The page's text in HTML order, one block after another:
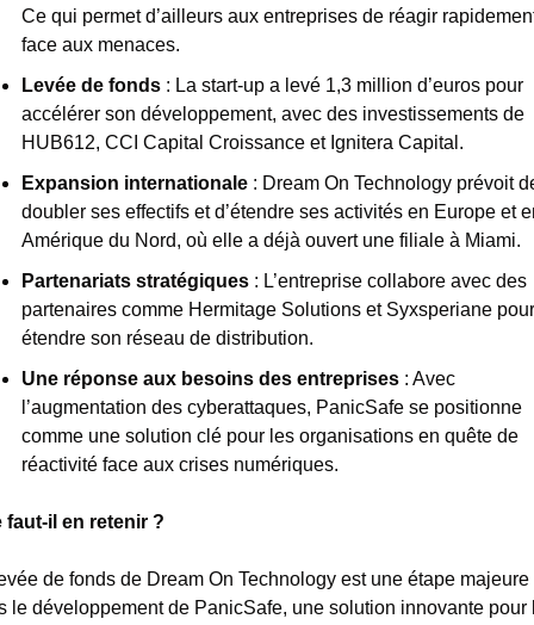
Ce qui permet d’ailleurs aux entreprises de réagir
face aux menaces.
Levée de fonds : La start-up a levé 1,3 million d’euros pour
accélérer son développement, avec des investissements de
HUB612, CCI Capital Croissance et Ignitera Capital.
Expansion internationale : Dream On Technology prévoit
doubler ses effectifs et d’étendre ses activités en Europe et
Amérique du Nord, où elle a déjà ouvert une filiale à Miami.
Partenariats stratégiques : L’entreprise collabore avec des
partenaires comme Hermitage Solutions et Syxsperiane pour
étendre son réseau de distribution.
Une réponse aux besoins des entreprises : Avec
l’augmentation des cyberattaques, PanicSafe se positionne
comme une solution clé pour les organisations en quête de
réactivité face aux crises numériques.
faut-il en retenir ?
de fonds de Dream On Technology est une étape majeure
le développement de PanicSafe, une solution innovante pour